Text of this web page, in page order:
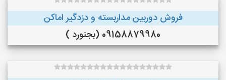
فروش دوربین مداربسته و دزدگیر اماکن
09158879980 (بجنورد )